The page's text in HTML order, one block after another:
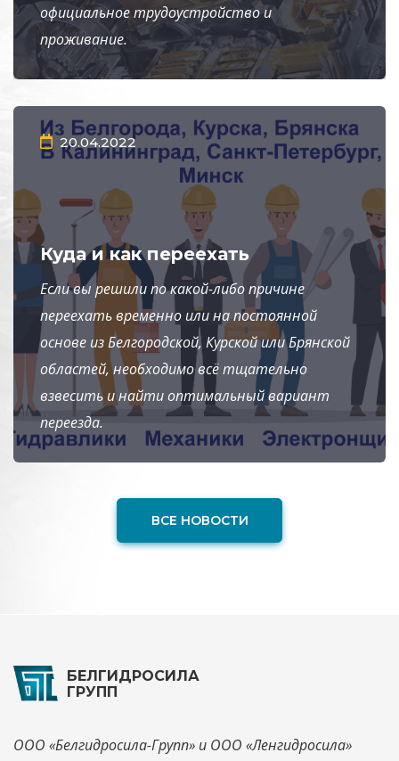
официальное трудоустройство и
проживание.
20.04.2022
Куда и как переехать
Если вы решили по какой-либо причине
переехать временно или на постоянной
основе из Белгородской, Курской или Брянской
областей, необходимо всё тщательно
взвесить и найти оптимальный вариант
переезда.
ВСЕ НОВОСТИ
БЕЛГИДРОСИЛА
ГРУПП
ООО «Белгидросила-Групп» и ООО «Ленгидросила»